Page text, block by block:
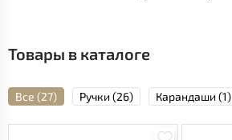
Товары в каталоге
Все (27) Ручки (26) Карандаши (1)